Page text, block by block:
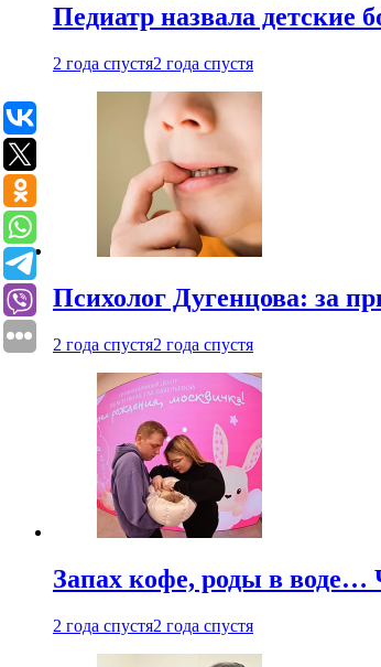
Педиатр назвала детские
2 года спустя2 года спустя
Психолог Дугенцова: за
2 года спустя2 года спустя
Запах кофе, роды в воде…
2 года спустя2 года спустя